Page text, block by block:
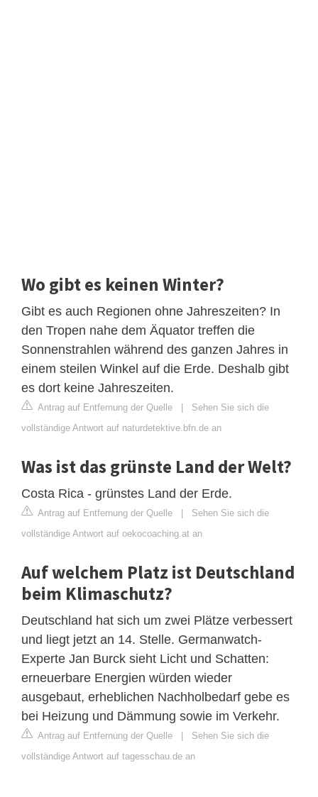
Wo gibt es keinen Winter?
Gibt es auch Regionen ohne Jahreszeiten? In
den Tropen nahe dem Äquator treffen die
Sonnenstrahlen während des ganzen Jahres in
einem steilen Winkel auf die Erde. Deshalb gibt
es dort keine Jahreszeiten.
Antrag auf Entfernung der Quelle | Sehen Sie sich die
vollständige Antwort auf naturdetektive.bfn.de an
Was ist das grünste Land der Welt?
Costa Rica - grünstes Land der Erde.
Antrag auf Entfernung der Quelle | Sehen Sie sich die
vollständige Antwort auf oekocoaching.at an
Auf welchem Platz ist Deutschland
beim Klimaschutz?
Deutschland hat sich um zwei Plätze verbessert
und liegt jetzt an 14. Stelle. Germanwatch-
Experte Jan Burck sieht Licht und Schatten:
erneuerbare Energien würden wieder
ausgebaut, erheblichen Nachholbedarf gebe es
bei Heizung und Dämmung sowie im Verkehr.
Antrag auf Entfernung der Quelle | Sehen Sie sich die
vollständige Antwort auf tagesschau.de an